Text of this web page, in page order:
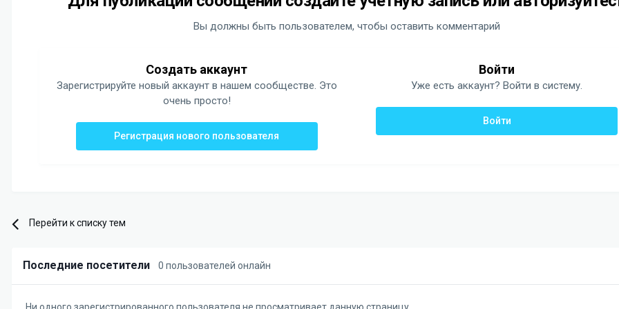
Вы должны быть пользователем, чтобы оставить комментарий
Создать аккаунт
Зарегистрируйте новый аккаунт в нашем сообществе. Это
очень просто!
Регистрация нового пользователя
Войти
Уже есть аккаунт? Войти в систему.
Войти
Перейти к списку тем
Последние посетители 0 пользователей онлайн
Ни одного зарегистрированного пользователя не просматривает данную страницу